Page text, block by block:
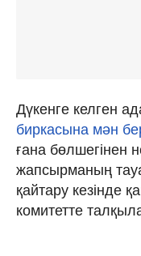
Дүкенге келген
биркасына мән
ғана бөлшегінен
жапсырманың
қайтару кезінде
комитетте